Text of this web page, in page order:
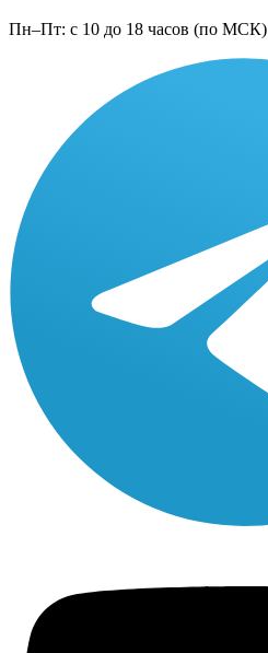
Пн–Пт: с 10 до 18 часов (по МСК)